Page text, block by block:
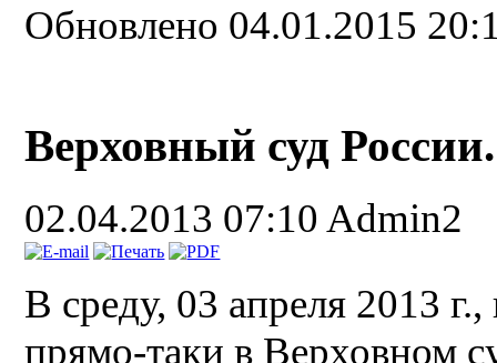
Обновлено 04.01.2015
Верховный суд
02.04.2013 07:10 Admin2
В среду, 03 апреля 2013
прямо-таки в Верховном